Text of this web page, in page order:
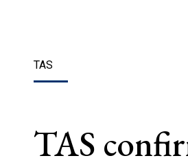
TAS
TAS